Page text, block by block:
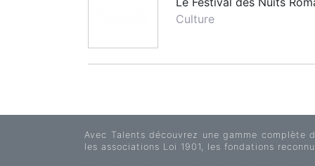
Culture
Avec Talents découvrez une gamme
les associations Loi 1901, les fondations